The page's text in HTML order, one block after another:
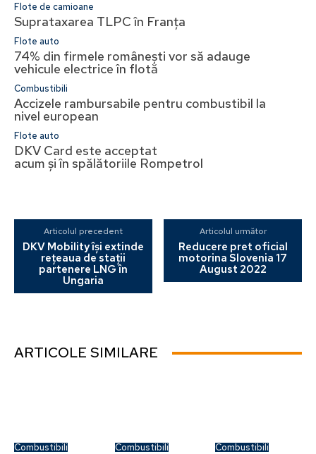
Flote de camioane
Suprataxarea TLPC în Franța
Flote auto
74% din firmele românești vor să adauge
vehicule electrice în flotă
Combustibili
Accizele rambursabile pentru combustibil la
nivel european
Flote auto
DKV Card este acceptat
acum și în spălătoriile Rompetrol
Articolul precedent
DKV Mobility își extinde
rețeaua de stații
partenere LNG în
Ungaria
Articolul următor
Reducere pret oficial
motorina Slovenia 17
August 2022
ARTICOLE SIMILARE
Combustibili Combustibili Combustibili